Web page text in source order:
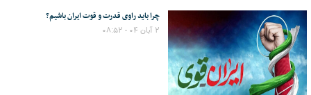
چرا باید راوی قدرت و قوت ایران باشیم؟
۲ آبان ۰۴ - ۰۸:۵۲